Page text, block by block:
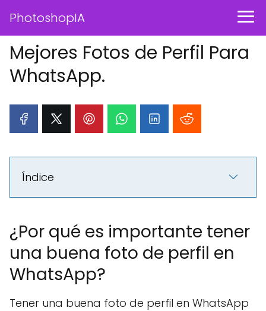
PhotoshopIA
Mejores Fotos de Perfil Para
WhatsApp.
Índice
¿Por qué es importante tener
una buena foto de perfil en
WhatsApp?
Tener una buena foto de perfil en WhatsApp